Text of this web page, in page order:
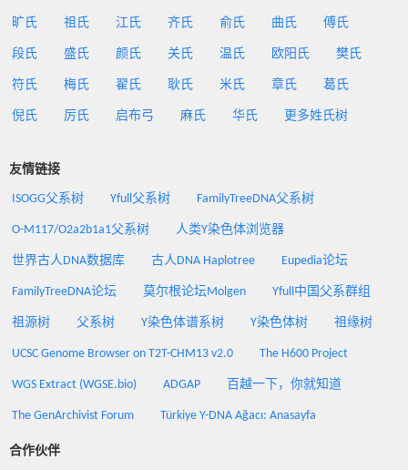
旷氏 祖氏 江氏 齐氏 俞氏 曲氏 傅氏
段氏 盛氏 颜氏 关氏 温氏 欧阳氏 樊氏
符氏 梅氏 翟氏 耿氏 米氏 章氏 葛氏
倪氏 厉氏 启布弓 麻氏 华氏 更多姓氏树
友情链接
ISOGG父系树 Yfull父系树 FamilyTreeDNA父系树
O-M117/O2a2b1a1父系树 人类Y染色体浏览器
世界古人DNA数据库 古人DNA Haplotree Eupedia论坛
FamilyTreeDNA论坛 莫尔根论坛Molgen Yfull中国父系群组
祖源树 父系树 Y染色体谱系树 Y染色体树 祖缘树
UCSC Genome Browser on T2T-CHM13 v2.0 The H600 Project
WGS Extract (WGSE.bio) ADGAP 百越一下，你就知道
The GenArchivist Forum Türkiye Y-DNA Ağacı: Anasayfa
合作伙伴